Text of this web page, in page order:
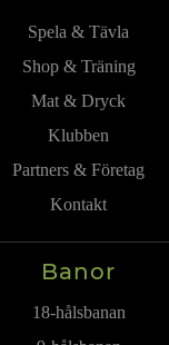
Spela & Tävla
Shop & Träning
Mat & Dryck
Klubben
Partners & Företag
Kontakt
Banor
18-hålsbanan